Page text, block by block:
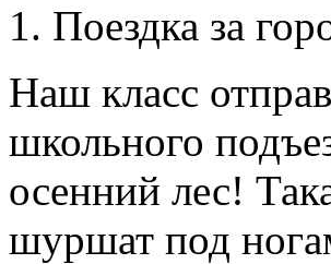
1. Поездка за
Наш класс
школьного
осенний лес!
шуршат под